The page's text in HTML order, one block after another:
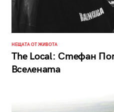
НЕЩАТА ОТ ЖИВОТА
The Local: Стефан
Вселената